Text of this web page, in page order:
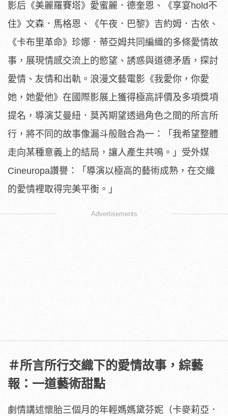
影后《美麗羅賽塔》 愛蜜麗．德奎恩、《享宴hold不
住》文森．馬格恩、《午夜． 巴黎》吉約姆．古依、
《卡布里革命》珍娜． 蒂亞姆共同編織的多條愛情故
事，展現情感交流上的慾望、 誘惑與道德矛盾，探討
愛情、友情和出軌。浪漫文藝電影《我愛你， 你愛
她，她愛他》在國際影展上獲得極高評價及多項獎項
提名， 導演艾曼紐．莫芮期望透過角色之間的所言所
行， 將不同的故事像漏斗般融合為一：「 我希望整體
走向某種意義上的結局，讓人產生共鳴。」受外媒
Cineuropa讚譽：「導演以極高的藝術成熟， 在交織
的愛情裡取得完美平衡。」
Advertisements
＃所言所行交織下的愛情故事，綜藝
報：一道藝術甜點
劇情講述懷胎三個月的年輕媽媽黛芬妮（卡麥莉亞．